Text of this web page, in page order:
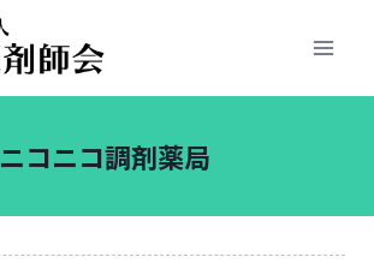
ニコニコ調剤薬局